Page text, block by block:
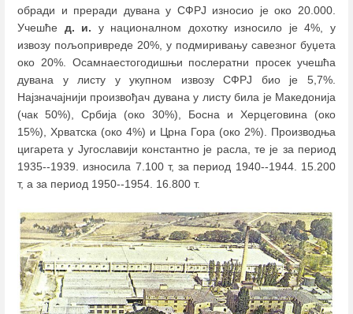
обради и преради дувана у СФРЈ износио је око 20.000.
Учешће д. и. у националном дохотку износило је 4%, у
извозу пољопривреде 20%, у подмиривању савезног буџета
око 20%. Осамнаестогодишњи послератни просек учешћа
дувана у листу у укупном извозу СФРЈ био је 5,7%.
Најзначајнији произвођач дувана у листу била је Македонија
(чак 50%), Србија (око 30%), Босна и Херцеговина (око
15%), Хрватска (око 4%) и Црна Гора (око 2%). Производња
цигарета у Југославији константно је расла, те је за период
1935--1939. износила 7.100 т, за период 1940--1944. 15.200
т, а за период 1950--1954. 16.800 т.